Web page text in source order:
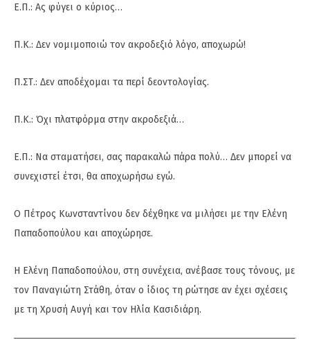
Ε.Π.: Ας φύγει ο κύριος…
Π.Κ.: Δεν νομιμοποιώ τον ακροδεξιό λόγο, αποχωρώ!
Π.ΣΤ.: Δεν αποδέχομαι τα περί δεοντολογίας.
Π.Κ.: Όχι πλατφόρμα στην ακροδεξιά…
Ε.Π.: Να σταματήσει, σας παρακαλώ πάρα πολύ… Δεν μπορεί να
συνεχιστεί έτσι, θα αποχωρήσω εγώ.
Ο Πέτρος Κωνσταντίνου δεν δέχθηκε να μιλήσει με την Ελένη
Παπαδοπούλου και αποχώρησε.
Η Ελένη Παπαδοπούλου, στη συνέχεια, ανέβασε τους τόνους, με
τον Παναγιώτη Στάθη, όταν ο ίδιος τη ρώτησε αν έχει σχέσεις
με τη Χρυσή Αυγή και τον Ηλία Κασιδιάρη.